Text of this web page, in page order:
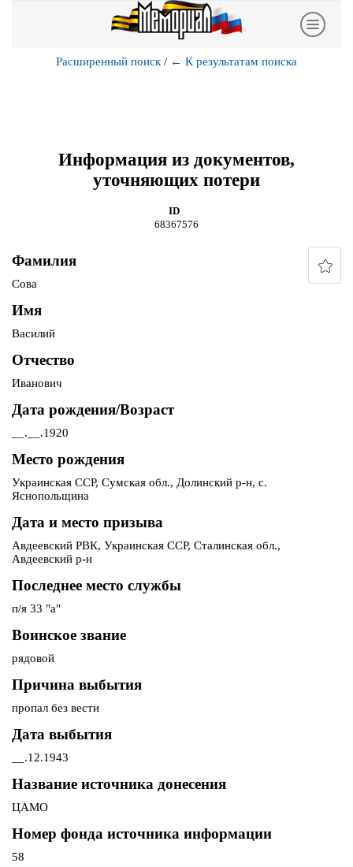
Расширенный поиск / ← К результатам поиска
Информация из документов,
уточняющих потери
ID
68367576
Фамилия
Сова
Имя
Василий
Отчество
Иванович
Дата рождения/Возраст
__.__.1920
Место рождения
Украинская ССР, Сумская обл., Долинский р-н, с.
Яснопольщина
Дата и место призыва
Авдеевский РВК, Украинская ССР, Сталинская обл.,
Авдеевский р-н
Последнее место службы
п/я 33 "а"
Воинское звание
рядовой
Причина выбытия
пропал без вести
Дата выбытия
__.12.1943
Название источника донесения
ЦАМО
Номер фонда источника информации
58